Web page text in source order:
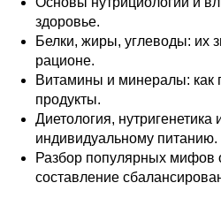
здоровье.
Белки, жиры, углеводы: их
рационе.
Витамины и минералы: как
продукты.
Диетология, нутригенетика
индивидуальному питанию.
Разбор популярных мифов
составление